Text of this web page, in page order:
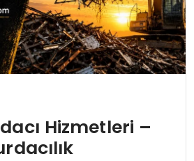
Hizmetleri –